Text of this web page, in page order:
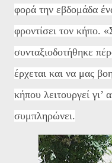
φορά την εβδομάδα
φροντίσει τον κήπο.
συνταξιοδοτήθηκε
έρχεται και να μας
κήπου λειτουργεί γι’
συμπληρώνει.